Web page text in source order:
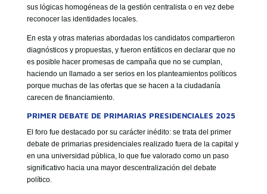
sus lógicas homogéneas de la gestión centralista o en vez debe
reconocer las identidades locales.
En esta y otras materias abordadas los candidatos compartieron
diagnósticos y propuestas, y fueron enfáticos en declarar que no
es posible hacer promesas de campaña que no se cumplan,
haciendo un llamado a ser serios en los planteamientos políticos
porque muchas de las ofertas que se hacen a la ciudadanía
carecen de financiamiento.
PRIMER DEBATE DE PRIMARIAS PRESIDENCIALES 2025
El foro fue destacado por su carácter inédito: se trata del primer
debate de primarias presidenciales realizado fuera de la capital y
en una universidad pública, lo que fue valorado como un paso
significativo hacia una mayor descentralización del debate
político.